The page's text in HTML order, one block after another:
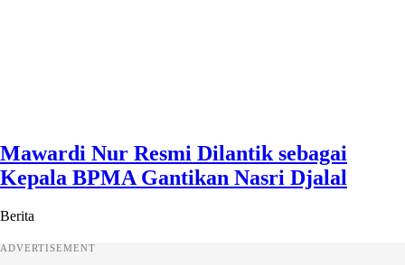
Mawardi Nur Resmi Dilantik sebagai
Kepala BPMA Gantikan Nasri Djalal
Berita
ADVERTISEMENT